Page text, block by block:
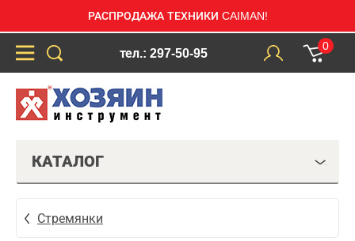
РАСПРОДАЖА ТЕХНИКИ CAIMAN!
тел.: 297-50-95
0
КАТАЛОГ
Стремянки